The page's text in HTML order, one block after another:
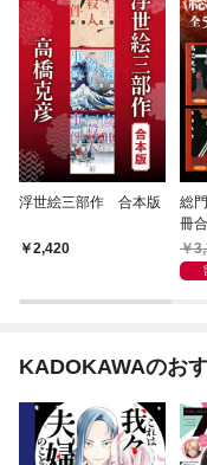
浮世絵三部作 合本版
2,420
総
冊
KADOKAWAのお